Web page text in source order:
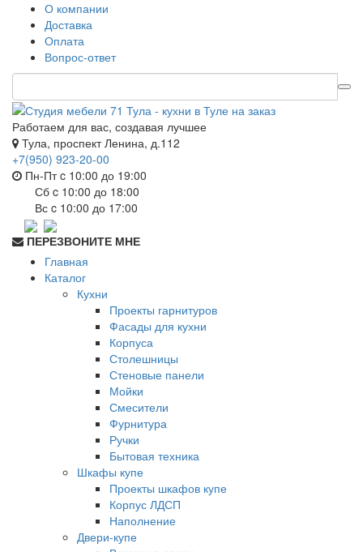
О компании
Доставка
Оплата
Вопрос-ответ
Работаем для вас, создавая лучшее
Тула, проспект Ленина, д.112
+7(950) 923-20-00
Пн-Пт c 10:00 до 19:00
Сб c 10:00 до 18:00
Вс c 10:00 до 17:00
ПЕРЕЗВОНИТЕ МНЕ
Главная
Каталог
Кухни
Проекты гарнитуров
Фасады для кухни
Корпуса
Столешницы
Стеновые панели
Мойки
Смесители
Фурнитура
Ручки
Бытовая техника
Шкафы купе
Проекты шкафов купе
Корпус ЛДСП
Наполнение
Двери-купе